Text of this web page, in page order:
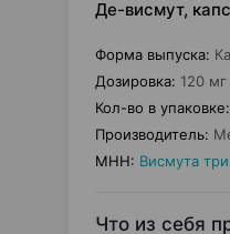
Де-висмут,
Форма выпуска:
Дозировка: 120 мг
Кол-во в упаковке:
Производитель:
МНН: Висмута
Что из себя